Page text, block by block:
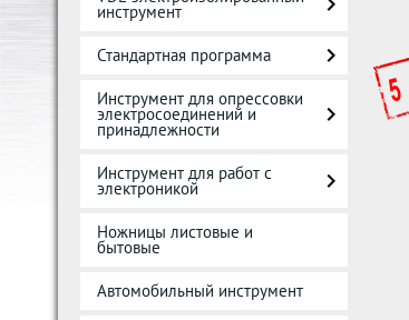
инструмент
Стандартная программа
Инструмент для опрессовки
электросоединений и
принадлежности
Инструмент для работ с
электроникой
Ножницы листовые и
бытовые
Автомобильный инструмент